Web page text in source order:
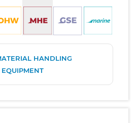
HANDLING
EQUIPMENT